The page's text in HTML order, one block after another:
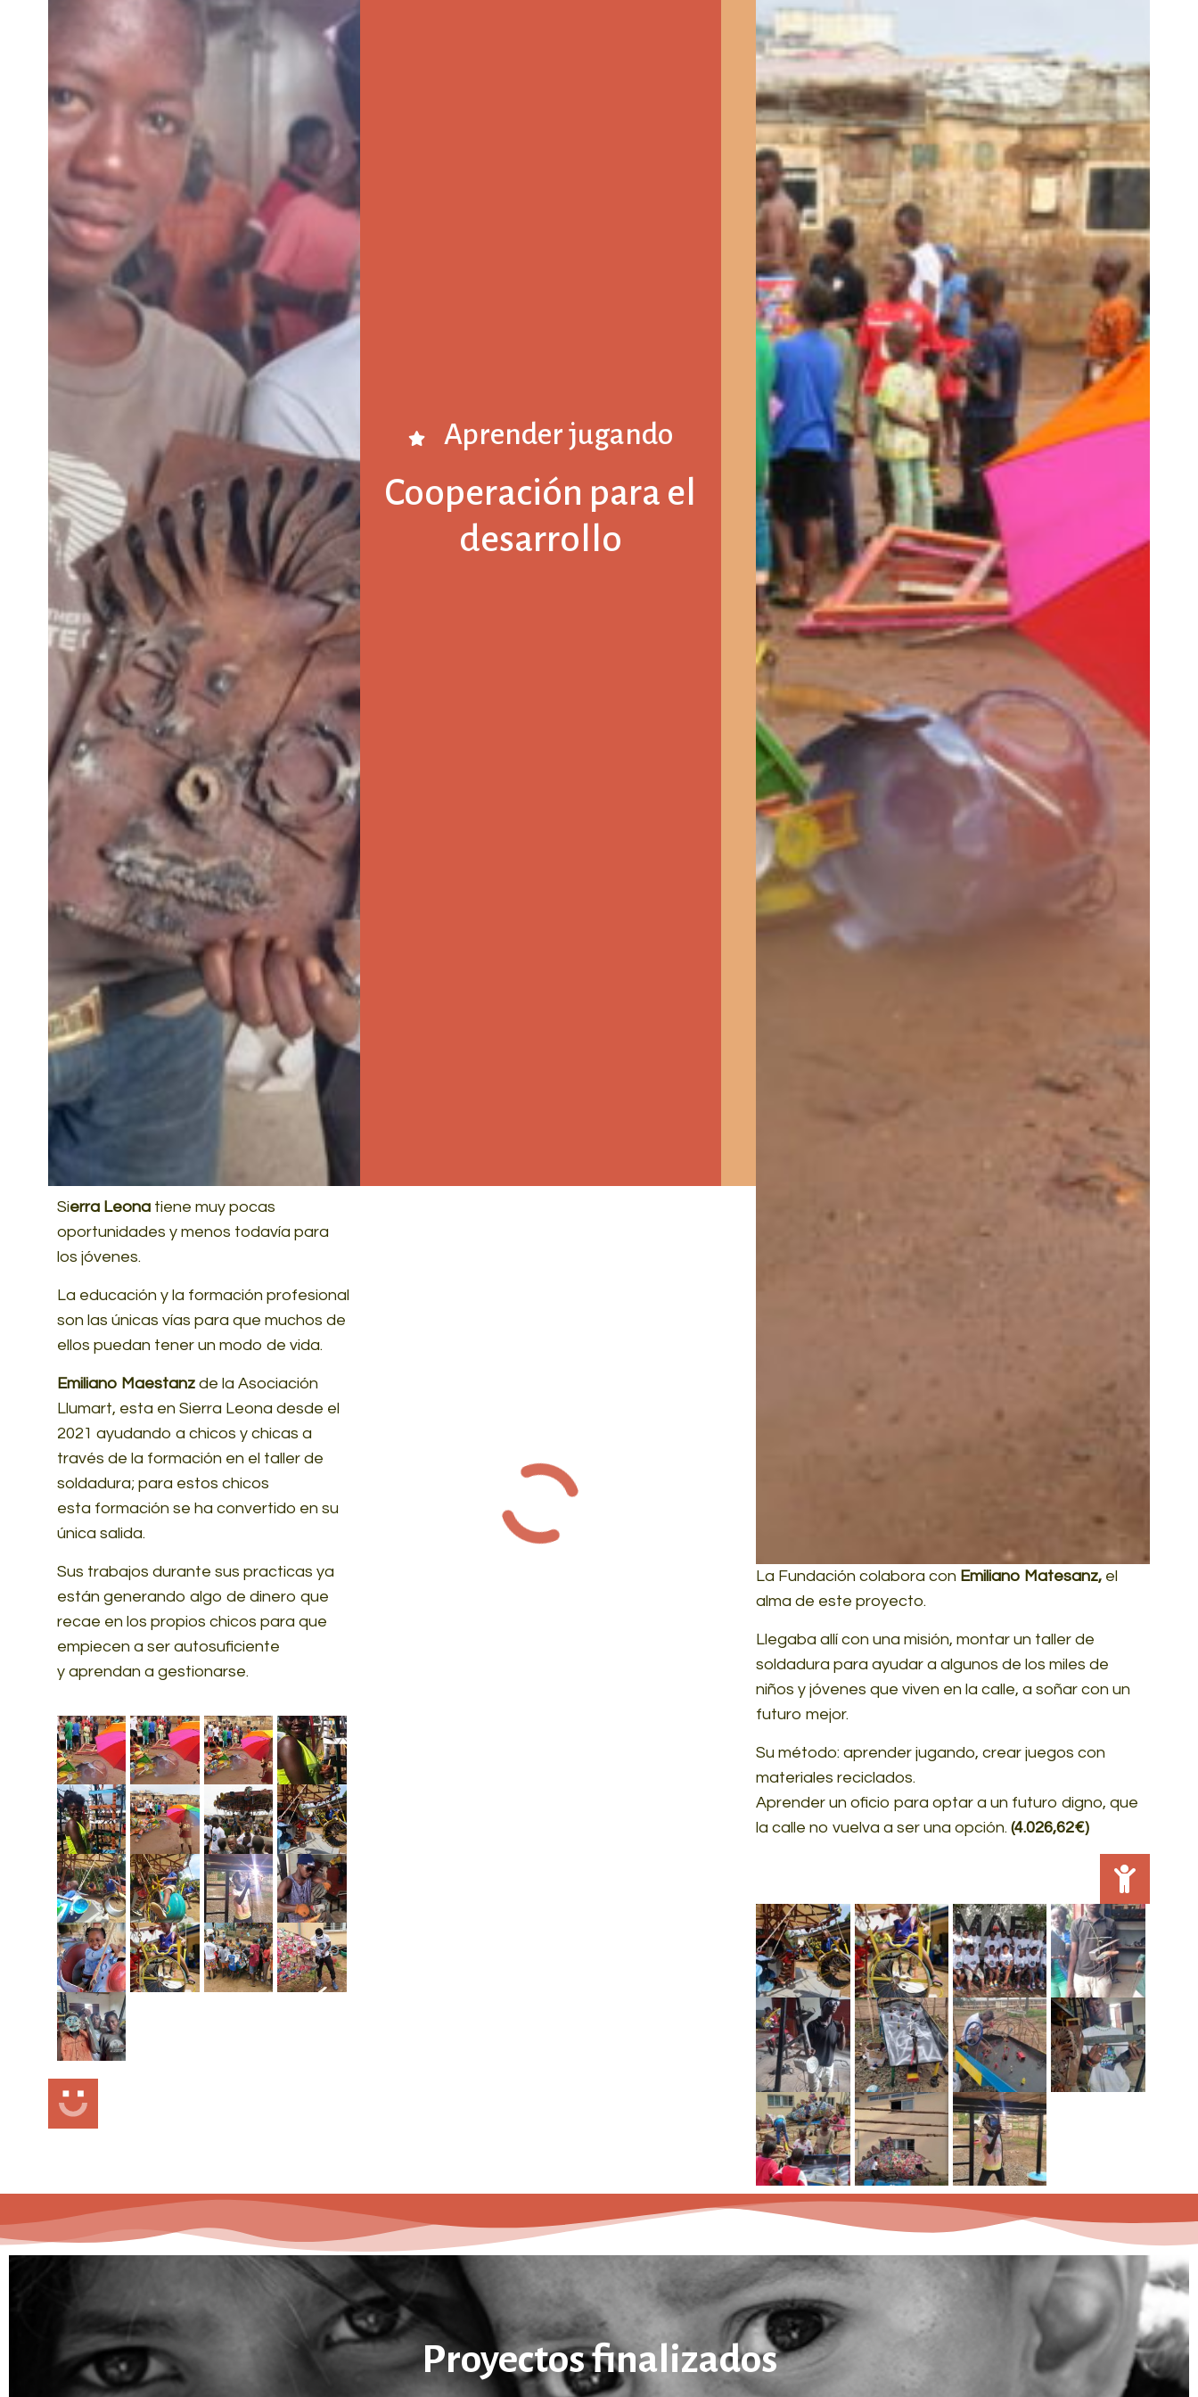
Sierra Leonatiene muy pocas
oportunidades y menos todavía para
los jóvenes.
La educación y la formación profesional
son las únicas vías para que muchos de
ellos puedan tener un modo de vida.
Emiliano Maestanzde la Asociación
Llumart, esta en Sierra Leona desde el
2021 ayudando a chicos y chicas a
través de la formación en el taller de
soldadura; para estos chicos
esta formación se ha convertido en su
única salida.
Sus trabajos durante sus practicas ya
están generando algo de dinero que
recae en los propios chicos para que
empiecen a ser autosuficiente
y aprendan a gestionarse.
Aprender jugando
Cooperación para el
desarrollo
La Fundación colabora con Emiliano Matesanz, el
alma de este proyecto.
Llegaba allí con una misión, montar un taller de
soldadura para ayudar a algunos de los miles de
niños y jóvenes que viven en la calle, a soñar con un
futuro mejor.
Su método: aprender jugando, crear juegos con
materiales reciclados.
Aprender un oficio para optar a un futuro digno, que
la calle no vuelva a ser una opción.(4.026,62€)
Proyectos finalizados